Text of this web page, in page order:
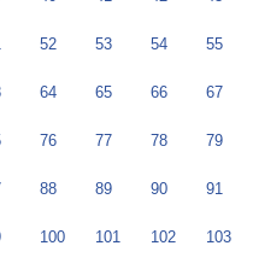
52 53 54 55
64 65 66 67
76 77 78 79
88 89 90 91
100 101 102 103